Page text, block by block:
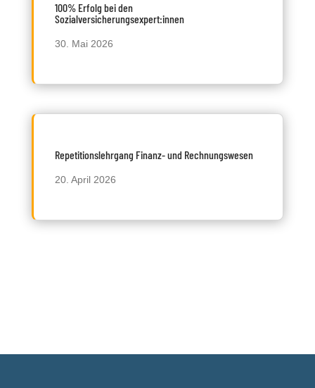
100% Erfolg bei den
Sozialversicherungsexpert:innen
30. Mai 2026
Repetitionslehrgang Finanz- und Rechnungswesen
20. April 2026